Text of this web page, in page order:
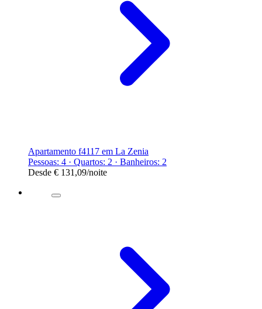
Apartamento f4117 em La Zenia
Pessoas: 4 · Quartos: 2 · Banheiros: 2
Desde € 131,09/noite